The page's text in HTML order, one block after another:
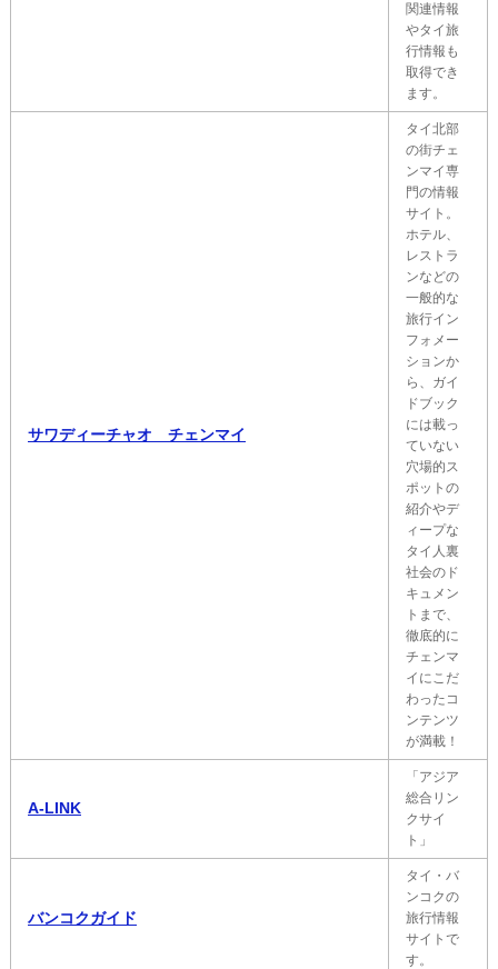
関連情報
やタイ旅
行情報も
取得でき
ます。
サワディーチャオ チェンマイ
タイ北部
の街チェ
ンマイ専
門の情報
サイト。
ホテル、
レストラ
ンなどの
一般的な
旅行イン
フォメー
ションか
ら、ガイ
ドブック
には載っ
ていない
穴場的ス
ポットの
紹介やデ
ィープな
タイ人裏
社会のド
キュメン
トまで、
徹底的に
チェンマ
イにこだ
わったコ
ンテンツ
が満載！
A-LINK
「アジア
総合リン
クサイ
ト」
バンコクガイド
タイ・バ
ンコクの
旅行情報
サイトで
す。